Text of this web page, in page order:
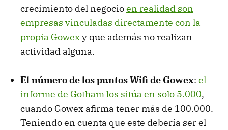
crecimiento del negocioen realidad son
empresas vinculadas directamente con la
propia Gowexy que además no realizan
actividad alguna.
El número de los puntos Wifi de Gowex: el
informe de Gotham los sitúa en solo 5.000,
cuando Gowex afirma tener más de 100.000.
Teniendo en cuenta que este debería ser el